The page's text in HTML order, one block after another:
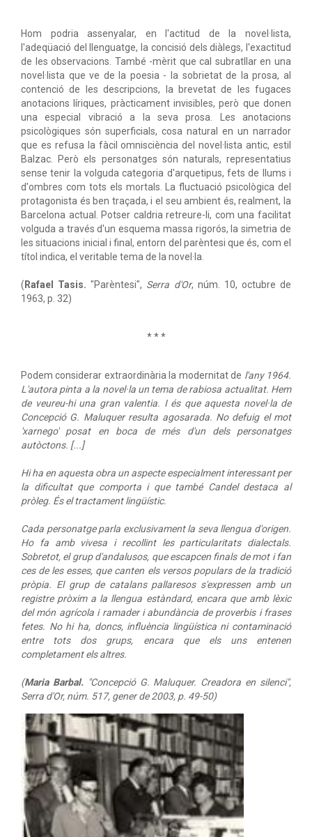
Hom podria assenyalar, en l'actitud de la novel·lista,
l'adeqüació del llenguatge, la concisió dels diàlegs, l'exactitud
de les observacions. També -mèrit que cal subratllar en una
novel·lista que ve de la poesia - la sobrietat de la prosa, al
contenció de les descripcions, la brevetat de les fugaces
anotacions líriques, pràcticament invisibles, però que donen
una especial vibració a la seva prosa. Les anotacions
psicològiques són superficials, cosa natural en un narrador
que es refusa la fàcil omnisciència del novel·lista antic, estil
Balzac. Però els personatges són naturals, representatius
sense tenir la volguda categoria d'arquetipus, fets de llums i
d'ombres com tots els mortals. La fluctuació psicològica del
protagonista és ben traçada, i el seu ambient és, realment, la
Barcelona actual. Potser caldria retreure-li, com una facilitat
volguda a través d'un esquema massa rigorós, la simetria de
les situacions inicial i final, entorn del parèntesi que és, com el
títol indica, el veritable tema de la novel·la.
( Rafael Tasis. "Parèntesi", Serra d'Or, núm. 10, octubre de
1963, p. 32)
* * *
Podem considerar extraordinària la modernitat de l'any 1964.
L'autora pinta a la novel·la un tema de rabiosa actualitat. Hem
de veureu-hi una gran valentia. I és que aquesta novel·la de
Concepció G. Maluquer resulta agosarada. No defuig el mot
'xarnego' posat en boca de més d'un dels personatges
autòctons. [...]
Hi ha en aquesta obra un aspecte especialment interessant per
la dificultat que comporta i que també Candel destaca al
pròleg. És el tractament lingüístic.
Cada personatge parla exclusivament la seva llengua d'origen.
Ho fa amb vivesa i recollint les particularitats dialectals.
Sobretot, el grup d'andalusos, que escapcen finals de mot i fan
ces de les esses, que canten els versos populars de la tradició
pròpia. El grup de catalans pallaresos s'expressen amb un
registre pròxim a la llengua estàndard, encara que amb lèxic
del món agrícola i ramader i abundància de proverbis i frases
fetes. No hi ha, doncs, influència lingüística ni contaminació
entre tots dos grups, encara que els uns entenen
completament els altres.
(Maria Barbal."Concepció G. Maluquer. Creadora en silenci",
Serra d'Or, núm. 517, gener de 2003, p. 49-50)